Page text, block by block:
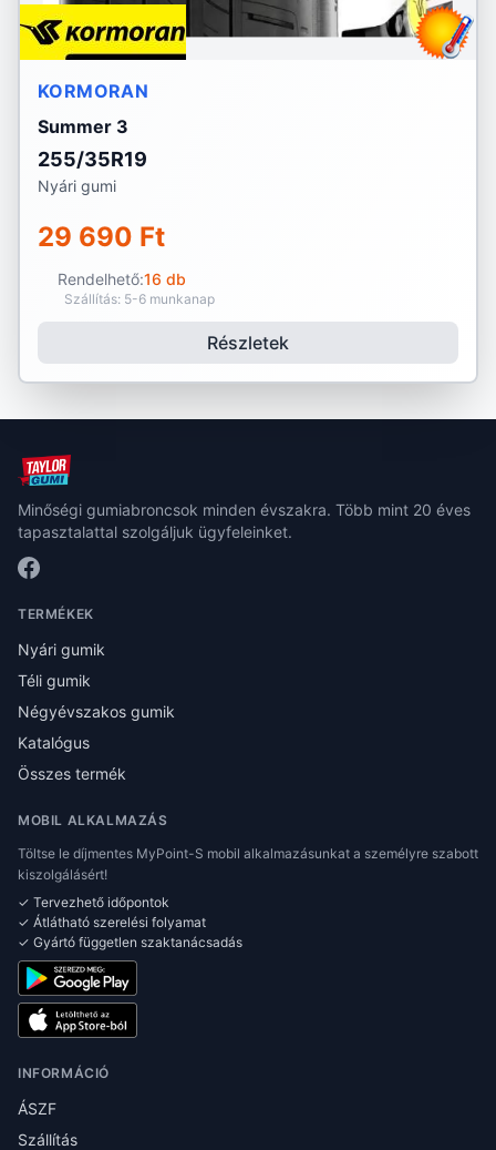
KORMORAN
Summer 3
255/35R19
Nyári gumi
29 690 Ft
Rendelhető:16 db
Szállítás: 5-6 munkanap
Részletek
Minőségi gumiabroncsok minden évszakra. Több mint 20 éves
tapasztalattal szolgáljuk ügyfeleinket.
TERMÉKEK
Nyári gumik
Téli gumik
Négyévszakos gumik
Katalógus
Összes termék
MOBIL ALKALMAZÁS
Töltse le díjmentes MyPoint-S mobil alkalmazásunkat a személyre szabott
kiszolgálásért!
✓ Tervezhető időpontok
✓ Átlátható szerelési folyamat
✓ Gyártó független szaktanácsadás
INFORMÁCIÓ
ÁSZF
Szállítás